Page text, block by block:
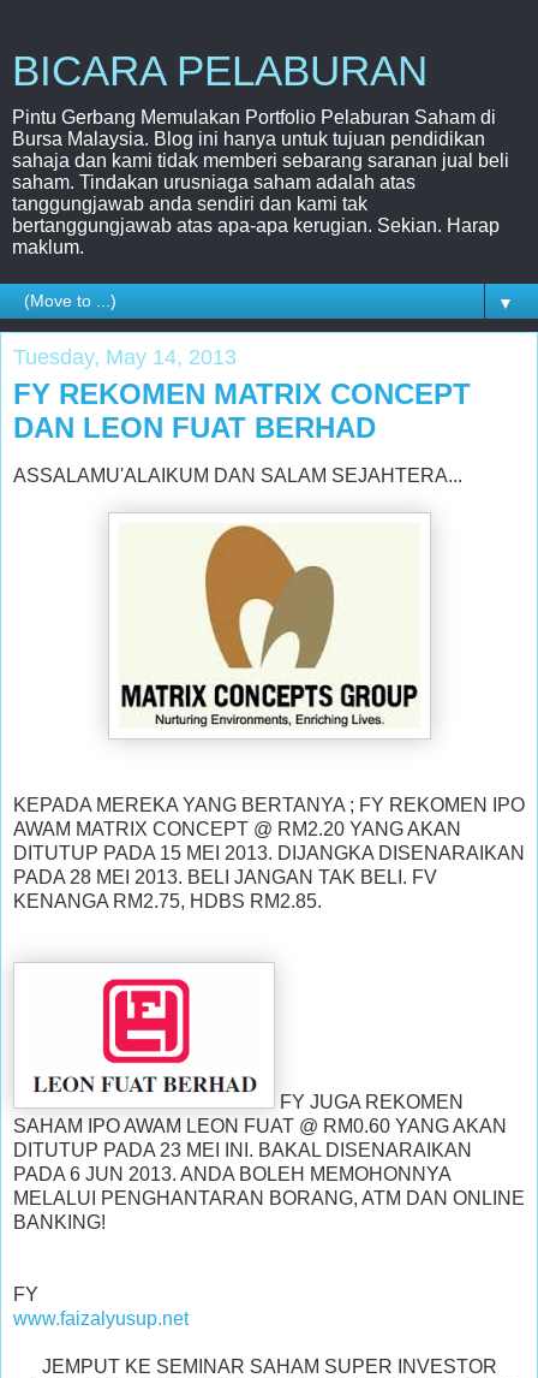
BICARA PELABURAN
Pintu Gerbang Memulakan Portfolio Pelaburan Saham di
Bursa Malaysia. Blog ini hanya untuk tujuan pendidikan
sahaja dan kami tidak memberi sebarang saranan jual beli
saham. Tindakan urusniaga saham adalah atas
tanggungjawab anda sendiri dan kami tak
bertanggungjawab atas apa-apa kerugian. Sekian. Harap
maklum.
▼
Tuesday, May 14, 2013
FY REKOMEN MATRIX CONCEPT
DAN LEON FUAT BERHAD
ASSALAMU'ALAIKUM DAN SALAM SEJAHTERA...
KEPADA MEREKA YANG BERTANYA ; FY REKOMEN IPO
AWAM MATRIX CONCEPT @ RM2.20 YANG AKAN
DITUTUP PADA 15 MEI 2013. DIJANGKA DISENARAIKAN
PADA 28 MEI 2013. BELI JANGAN TAK BELI. FV
KENANGA RM2.75, HDBS RM2.85.
FY JUGA REKOMEN
SAHAM IPO AWAM LEON FUAT @ RM0.60 YANG AKAN
DITUTUP PADA 23 MEI INI. BAKAL DISENARAIKAN
PADA 6 JUN 2013. ANDA BOLEH MEMOHONNYA
MELALUI PENGHANTARAN BORANG, ATM DAN ONLINE
BANKING!
FY
www.faizalyusup.net
JEMPUT KE SEMINAR SAHAM SUPER INVESTOR